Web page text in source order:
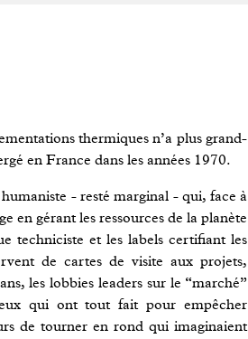
thermiques n’a plus grand-
en France dans les années 1970.
- resté marginal - qui, face à
en gérant les ressources de la planète
techniciste et les labels certifiant les
de cartes de visite aux projets,
les lobbies leaders sur le “marché”
qui ont tout fait pour empêcher
de tourner en rond qui imaginaient